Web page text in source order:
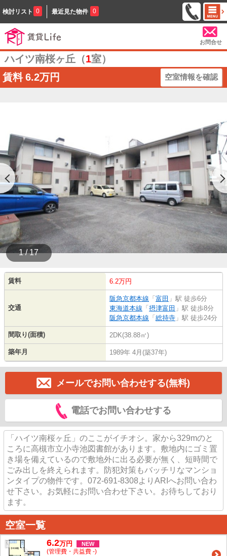
検討リスト 0 最近見た物件 0
お問合せ
ハイツ南桜ヶ丘（1室）
賃料 6.2万円 空室情報を確認
1 / 17
賃料 6.2万円
交通
阪急京都本線 「 富田 」駅 徒歩6分
東海道本線 「 摂津富田 」駅 徒歩8分
阪急京都本線 「 総持寺 」駅 徒歩24分
間取り(面積) 2DK(38.88㎡)
築年月 1989年 4月(築37年)
メールでお問い合わせする(無料)
電話でお問い合わせする
「ハイツ南桜ヶ丘」のここがイチオシ。家から329mのと
ころに高槻市立小寺池図書館があります。敷地内にゴミ置
き場を備えているので敷地外に出る必要が無く、短時間で
ごみ出しを終えられます。防犯対策もバッチリなマンショ
ンタイプの物件です。072-691-8308よりARIへお問い合わ
せ下さい。お気軽にお問い合わせ下さい。お待ちしており
ます。
空室一覧
6.2万円 NEW
(管理費・共益費 -)